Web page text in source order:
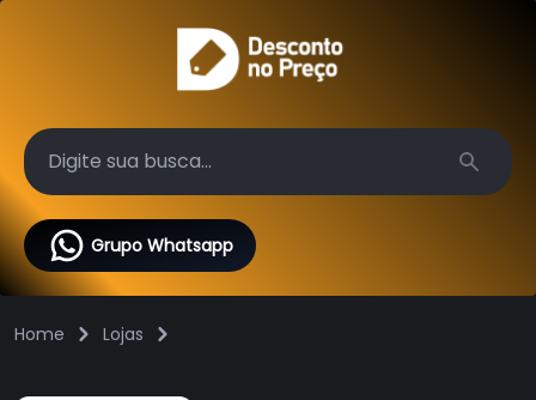
Search
Grupo Whatsapp
Home Lojas